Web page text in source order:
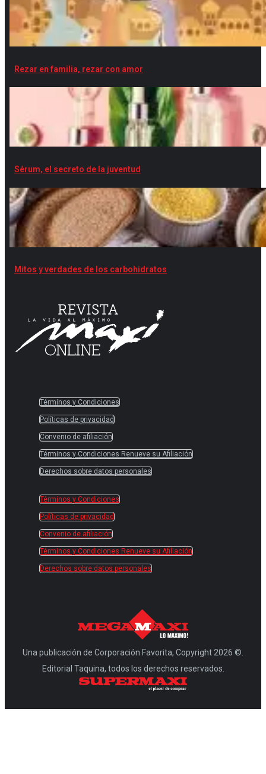
Rezar en familia, rezar con amor
Sérum, el secreto de la juventud
Mitos y verdades de los carbohidratos
Términos y Condiciones
Políticas de privacidad
Convenio de afiliación
Términos y Condiciones Renueve su Afiliación
Derechos sobre datos personales
Términos y Condiciones
Políticas de privacidad
Convenio de afiliación
Términos y Condiciones Renueve su Afiliación
Derechos sobre datos personales
Una publicación de Corporación Favorita, Copyright 2026 ©.
Editorial Taquina, todos los derechos reservados.